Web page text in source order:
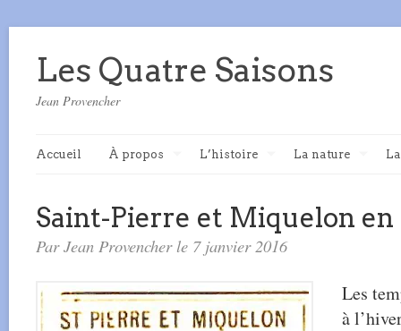
Les Quatre Saisons
Jean Provencher
Accueil À propos L’histoire La nature
Saint-Pierre et Miquelon en
Par Jean Provencher le 7 janvier 2016
Les
à